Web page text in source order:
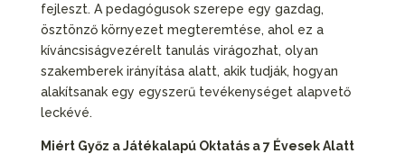
fejleszt. A pedagógusok szerepe egy gazdag,
ösztönző környezet megteremtése, ahol ez a
kíváncsiságvezérelt tanulás virágozhat, olyan
szakemberek irányítása alatt, akik tudják, hogyan
alakítsanak egy egyszerű tevékenységet alapvető
leckévé.
Miért Győz a Játékalapú Oktatás a 7 Évesek Alatt